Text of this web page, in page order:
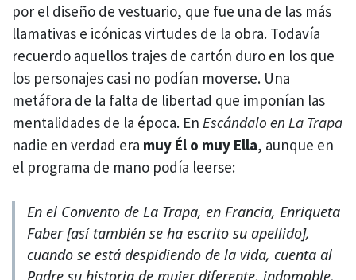
por el diseño de vestuario, que fue una de las más
llamativas e icónicas virtudes de la obra. Todavía
recuerdo aquellos trajes de cartón duro en los que
los personajes casi no podían moverse. Una
metáfora de la falta de libertad que imponían las
mentalidades de la época. En Escándalo en La Trapa
nadie en verdad era muy Él o muy Ella, aunque en
el programa de mano podía leerse:
En el Convento de La Trapa, en Francia, Enriqueta
Faber [así también se ha escrito su apellido],
cuando se está despidiendo de la vida, cuenta al
Padre su historia de mujer diferente, indomable,